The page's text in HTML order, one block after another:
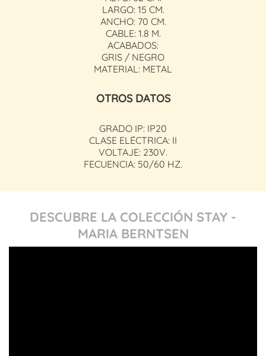
LARGO: 15 CM.
ANCHO: 70 CM.
CABLE: 1.8 M.
ACABADOS:
GRIS / NEGRO
MATERIAL: METAL
OTROS DATOS
GRADO IP: IP20
CLASE ELÉCTRICA: II
VOLTAJE: 230V.
FECUENCIA: 50/60 HZ.
DESCUBRE LA COLECCIÓN STAY -
MARIA BERNTSEN